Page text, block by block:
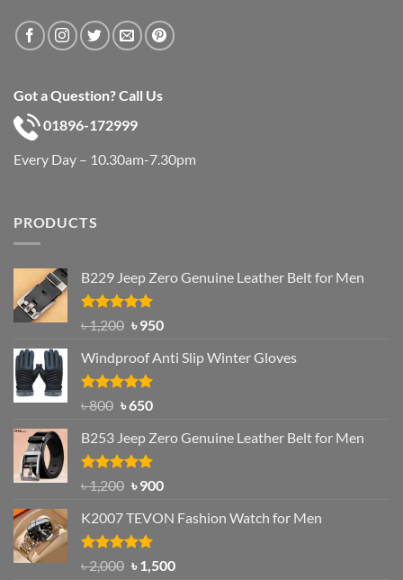
Got a Question? Call Us
01896-172999
Every Day – 10.30am-7.30pm
PRODUCTS
B229 Jeep Zero Genuine Leather Belt for Men
Rated4.92
out of 5
৳1,200 Original
was:
৳ 1,200.
৳950Current
is:
Windproof Anti Slip Winter Gloves
Rated4.97
৳800 Original
was:
৳ 800.
৳650Current
is:
৳ 650.
B253 Jeep Zero Genuine Leather Belt for Men
Rated5.00
out of 5
৳1,200 Original
was:
৳ 1,200.
৳900Current
is:
K2007 TEVON Fashion Watch for Men
Rated4.93
৳2,000 Original
৳1,500Current